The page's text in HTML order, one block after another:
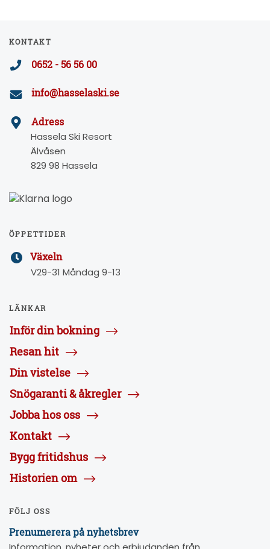
KONTAKT
0652 - 56 56 00
info@hasselaski.se
Adress
Hassela Ski Resort
Älvåsen
829 98 Hassela
ÖPPETTIDER
Växeln
V29-31 Måndag 9-13
LÄNKAR
Inför din bokning
Resan hit
Din vistelse
Snögaranti & åkregler
Jobba hos oss
Kontakt
Bygg fritidshus
Historien om
FÖLJ OSS
Prenumerera på nyhetsbrev